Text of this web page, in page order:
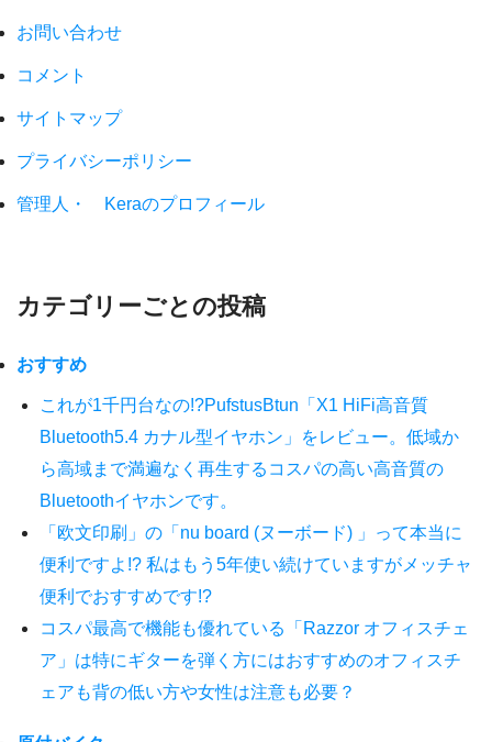
お問い合わせ
コメント
サイトマップ
プライバシーポリシー
管理人・ Keraのプロフィール
カテゴリーごとの投稿
おすすめ
これが1千円台なの!?PufstusBtun「X1 HiFi高音質
Bluetooth5.4 カナル型イヤホン」をレビュー。低域か
ら高域まで満遍なく再生するコスパの高い高音質の
Bluetoothイヤホンです。
「欧文印刷」の「nu board (ヌーボード) 」って本当に
便利ですよ!? 私はもう5年使い続けていますがメッチャ
便利でおすすめです!?
コスパ最高で機能も優れている「Razzor オフィスチェ
ア」は特にギターを弾く方にはおすすめのオフィスチ
ェアも背の低い方や女性は注意も必要？